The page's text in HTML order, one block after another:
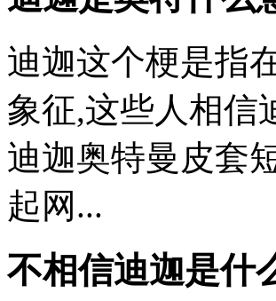
迪迦这个梗是指
象征,这些人相信
迪迦奥特曼皮套
起网...
不相信迪迦是什